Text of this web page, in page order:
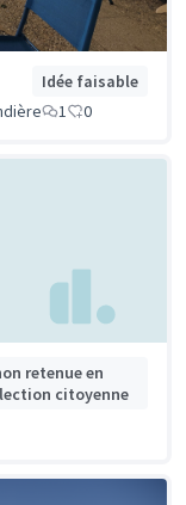
Idée faisable
1 0
retenue en
citoyenne